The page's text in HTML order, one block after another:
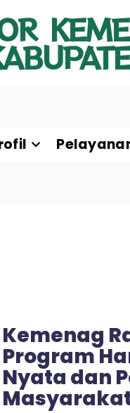
Kemenag
Program
Nyata dan